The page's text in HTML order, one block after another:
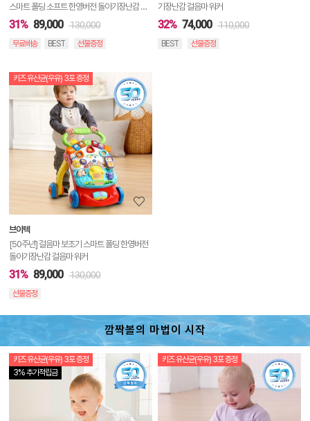
스마트 폴딩 소프트 한영버전 돌아기장난감 걸
음마 워커
31% 89,000 130,000
무료배송 BEST 선물증정
기장난감 걸음마 워커
32% 74,000 110,000
BEST 선물증정
키즈 유산균(우유) 3포 증정
품
상
세
정
보
브이텍
[50주년] 걸음마 보조기 스마트 폴딩 한영버전
돌아기장난감 걸음마 워커
31% 89,000 130,000
선물증정
깜짝볼의 마법이 시작
3% 추가적립금
키즈 유산균(우유) 3포 증정
상키즈 유산균(우유) 3포 증정